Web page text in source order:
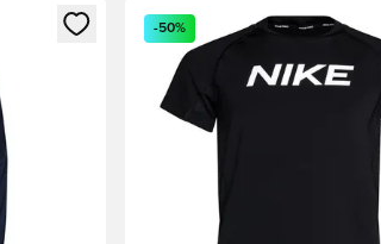
eller tilmelde dig som medlem
Åbner en Modal til at logge
-50%